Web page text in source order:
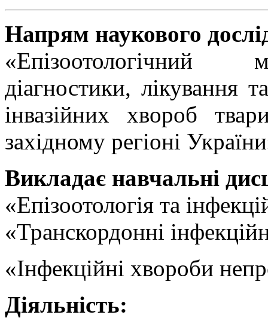
Напрям наукового
«Епізоотологічний
діагностики, лікування
інвазійних хвороб
західному регіоні
Викладає навчальні
«Епізоотологія та
«Транскордонні
«Інфекційні хвороби
Діяльність: